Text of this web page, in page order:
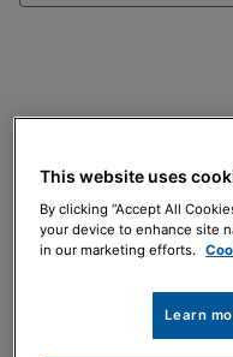
This website uses
By clicking “Accept All
your device to enhance site
in our marketing efforts.
Learn